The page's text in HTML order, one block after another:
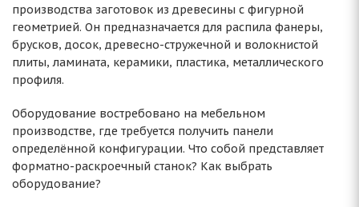
производства заготовок из древесины с фигурной
геометрией. Он предназначается для распила фанеры,
брусков, досок, древесно-стружечной и волокнистой
плиты, ламината, керамики, пластика, металлического
профиля.
Оборудование востребовано на мебельном
производстве, где требуется получить панели
определённой конфигурации. Что собой представляет
форматно-раскроечный станок? Как выбрать
оборудование?